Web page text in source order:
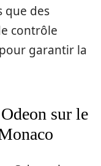
que des
contrôle
garantir la
sur le